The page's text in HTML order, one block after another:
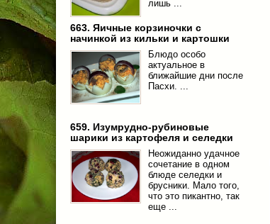
лишь ...
663. Яичные корзиночки с
начинкой из кильки и картошки
Блюдо особо
актуальное в
ближайшие дни после
Пасхи. ...
659. Изумрудно-рубиновые
шарики из картофеля и селедки
Неожиданно удачное
сочетание в одном
блюде селедки и
брусники. Мало того,
что это пикантно, так
еще ...